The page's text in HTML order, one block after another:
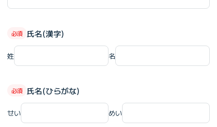
氏名(漢字)
姓 名
氏名(ひらがな)
せい めい